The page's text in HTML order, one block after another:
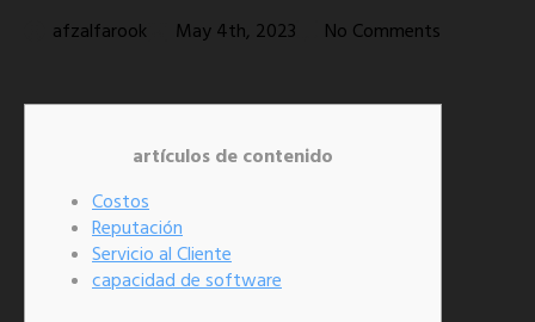
afzalfarook May 4th, 2023 No Comments
artículos de contenido
Costos
Reputación
Servicio al Cliente
capacidad de software